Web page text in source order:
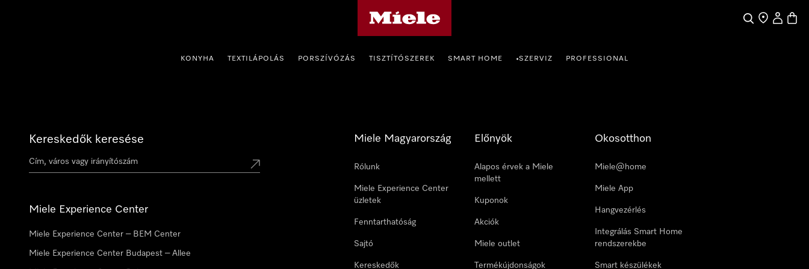
KeresesÜzletkereső
Saját profil
KONYHA TEXTILÁPOLÁS PORSZÍVÓZÁS TISZTÍTÓSZEREK SMART HOME •SZERVIZ PROFESSIONAL
Kereskedők keresése
Miele Experience Center
Miele Experience Center – BEM Center
Miele Experience Center Budapest – Allee
Miele Magyarország
Rólunk
Miele Experience Center
üzletek
Fenntarthatóság
Sajtó
Kereskedők
Előnyök
Alapos érvek a Miele
mellett
Kuponok
Akciók
Miele outlet
Termékújdonságok
Okosotthon
Miele@home
Miele App
Hangvezérlés
Integrálás Smart Home
rendszerekbe
Smart készülékek